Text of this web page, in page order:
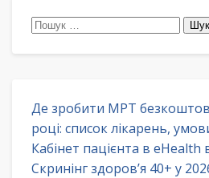
Пошук:
Де зробити МРТ
році: список лікарень,
Кабінет пацієнта в
Скринінг здоров’я 40+ у